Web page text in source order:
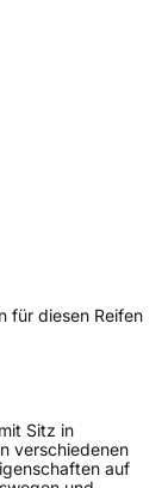
für diesen Reifen
Sitz in
verschiedenen
auf